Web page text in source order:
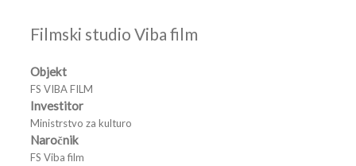
Filmski studio Viba film
Objekt
FS VIBA FILM
Investitor
Ministrstvo za kulturo
Naročnik
FS Viba film